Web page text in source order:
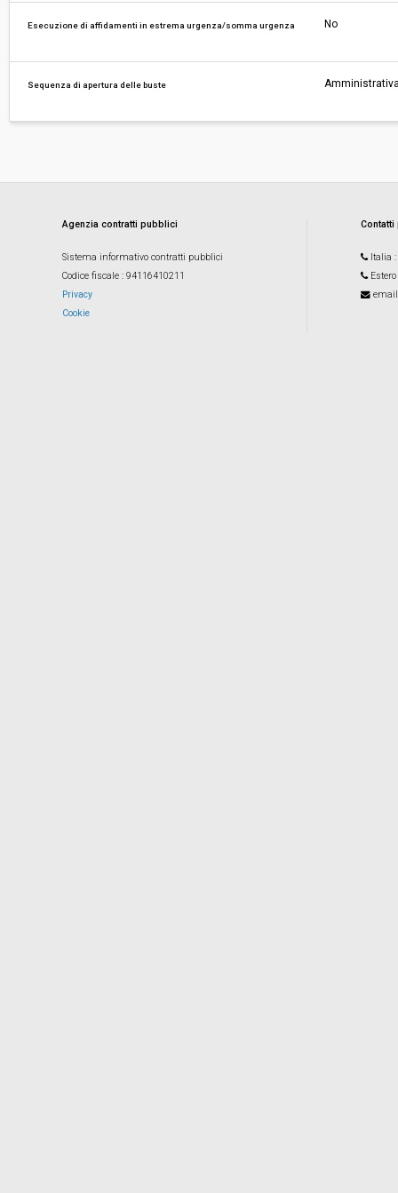
Esecuzione di affidamenti in estrema urgenza/somma urgenza No
Sequenza di apertura delle buste
Agenzia contratti pubblici
Sistema informativo contratti pubblici
Codice fiscale : 94116410211
Privacy
Cookie
Italia
Estero
email